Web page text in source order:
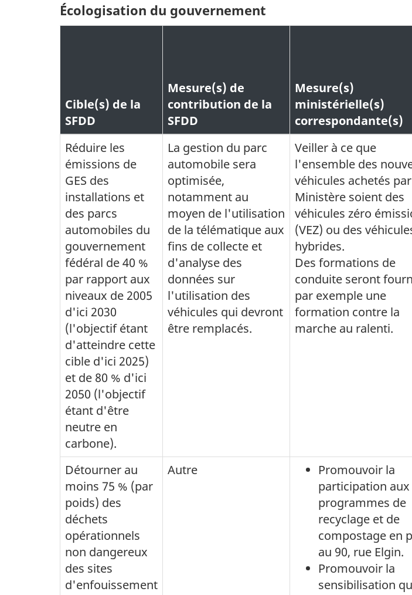
Écologisation du gouvernement
Cible(s) de la
SFDD
Mesure(s) de
contribution de la
SFDD
Mesure(s)
ministérielle(s)
correspondante(s)
Réduire les
émissions de
GES des
installations et
des parcs
automobiles du
gouvernement
fédéral de 40 %
par rapport aux
niveaux de 2005
d'ici 2030
(l'objectif étant
d'atteindre cette
cible d'ici 2025)
et de 80 % d'ici
2050 (l'objectif
étant d'être
neutre en
carbone).
La gestion du parc
automobile sera
optimisée,
notamment au
moyen de l'utilisation
de la télématique aux
fins de collecte et
d'analyse des
données sur
l'utilisation des
véhicules qui devront
être remplacés.
Veiller à ce que
l'ensemble des
véhicules achetés
Ministère soient des
véhicules zéro
(VEZ) ou des
hybrides.
Des formations de
conduite seront
par exemple une
formation contre la
marche au ralenti.
Détourner au
moins 75 % (par
poids) des
déchets
opérationnels
non dangereux
des sites
d'enfouissement
Autre
Promouvoir la
participation aux
programmes de
recyclage et de
compostage en
au 90, rue Elgin.
Promouvoir la
sensibilisation